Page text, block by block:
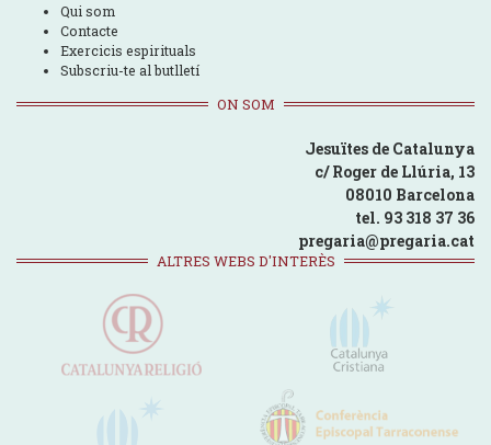
Qui som
Contacte
Exercicis espirituals
Subscriu-te al butlletí
ON SOM
Jesuïtes de Catalunya
c/ Roger de Llúria, 13
08010 Barcelona
tel. 93 318 37 36
pregaria@pregaria.cat
ALTRES WEBS D'INTERÈS